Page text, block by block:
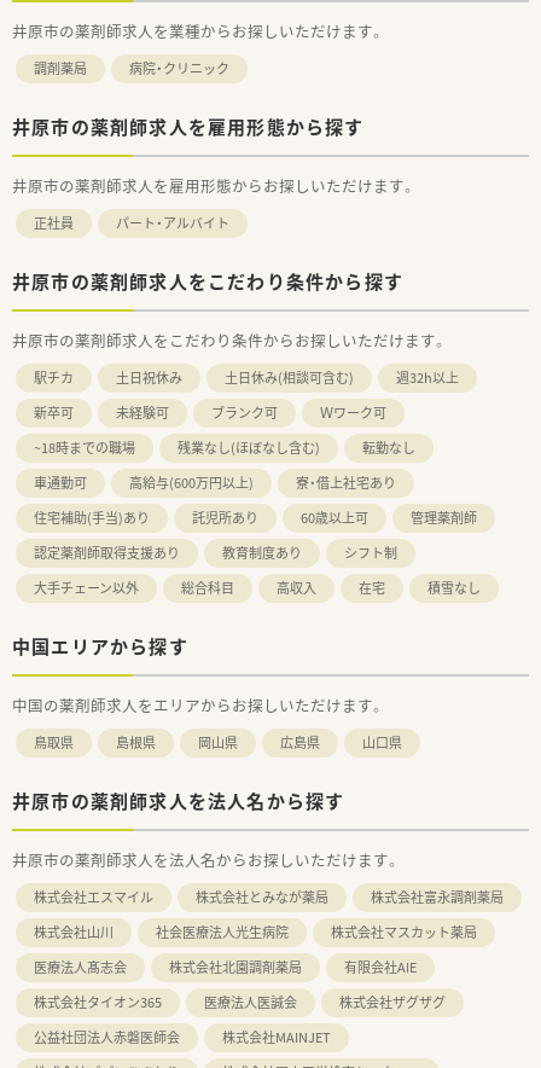
井原市の薬剤師求人を業種からお探しいただけます。
調剤薬局 病院・クリニック
井原市の薬剤師求人を雇用形態から探す
井原市の薬剤師求人を雇用形態からお探しいただけます。
正社員 パート・アルバイト
井原市の薬剤師求人をこだわり条件から探す
井原市の薬剤師求人をこだわり条件からお探しいただけます。
駅チカ 土日祝休み 土日休み(相談可含む)
週32h以上
新卒可
未経験可 ブランク可
Ｗワーク可
~18時までの職場
残業なし(ほぼなし含む)
転勤なし
車通勤可
高給与(600万円以上)
寮・借上社宅あり
住宅補助(手当)あり
託児所あり 60歳以上可
管理薬剤師
認定薬剤師取得支援あり
教育制度あり
シフト制
大手チェーン以外
総合科目 高収入 在宅 積雪なし
中国エリアから探す
中国の薬剤師求人をエリアからお探しいただけます。
鳥取県 島根県 岡山県 広島県 山口県
井原市の薬剤師求人を法人名から探す
井原市の薬剤師求人を法人名からお探しいただけます。
株式会社エスマイル 株式会社とみなが薬局
株式会社富永調剤薬局
株式会社山川
社会医療法人光生病院
株式会社マスカット薬局
医療法人髙志会
株式会社北園調剤薬局
有限会社AIE
株式会社タイオン365
医療法人医誠会
株式会社ザグザグ
公益社団法人赤磐医師会
株式会社MAINJET